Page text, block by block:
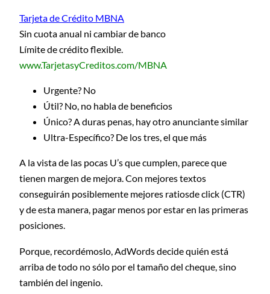
Tarjeta de Crédito MBNA
Sin cuota anual ni cambiar de banco
Límite de crédito flexible.
www.TarjetasyCreditos.com/MBNA
Urgente? No
Útil? No, no habla de beneficios
Único? A duras penas, hay otro anunciante similar
Ultra-Específico? De los tres, el que más
A la vista de las pocas U’s que cumplen, parece que
tienen margen de mejora. Con mejores textos
conseguirán posiblemente mejores ratiosde click (CTR)
y de esta manera, pagar menos por estar en las primeras
posiciones.
Porque, recordémoslo, AdWords decide quién está
arriba de todo no sólo por el tamaño del cheque, sino
también del ingenio.